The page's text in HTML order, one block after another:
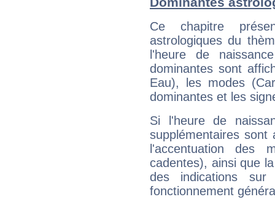
Ce chapitre
astrologiques du
l'heure de
dominantes sont
Eau), les modes
dominantes et les
Si l'heure de
supplémentaires sont
l'accentuation des
cadentes), ainsi que
des indications sur
fonctionnement